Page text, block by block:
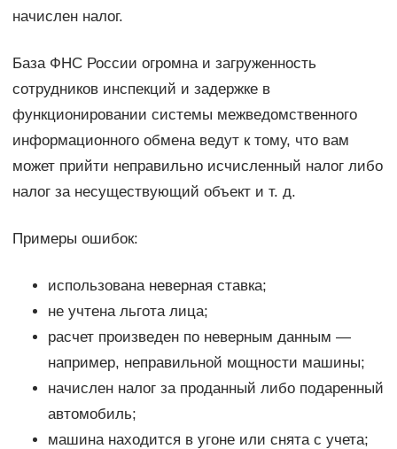
начислен налог.
База ФНС России огромна и загруженность
сотрудников инспекций и задержке в
функционировании системы межведомственного
информационного обмена ведут к тому, что вам
может прийти неправильно исчисленный налог либо
налог за несуществующий объект и т. д.
Примеры ошибок:
использована неверная ставка;
не учтена льгота лица;
расчет произведен по неверным данным —
например, неправильной мощности машины;
начислен налог за проданный либо подаренный
автомобиль;
машина находится в угоне или снята с учета;